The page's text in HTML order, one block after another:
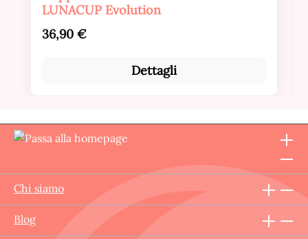
LUNACUP Evolution
Prezzo normale:
36,90 €
Dettagli
Chi siamo
Blog